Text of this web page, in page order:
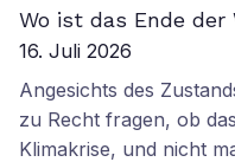
Wo ist das Ende der
16. Juli 2026
Angesichts des
zu Recht fragen, ob
Klimakrise, und nicht